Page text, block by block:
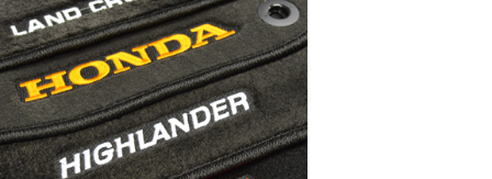
и т.д. Если Вы
согласие на обработку
Положении по обработке
+7 (351) 277 91 67